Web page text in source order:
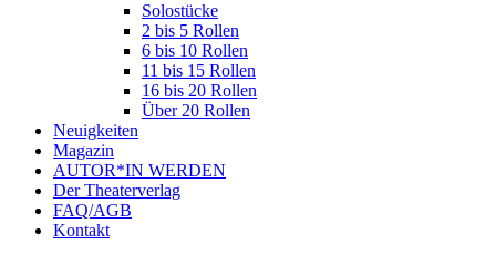
Solostücke
2 bis 5 Rollen
6 bis 10 Rollen
11 bis 15 Rollen
16 bis 20 Rollen
Über 20 Rollen
Neuigkeiten
Magazin
AUTOR*IN WERDEN
Der Theaterverlag
FAQ/AGB
Kontakt